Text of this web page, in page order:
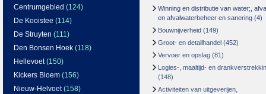
Centrumgebied (124)
De Kooistee (114)
De Struyten (111)
Den Bonsen Hoek (118)
Hellevoet(150)
Kickers Bloem (156)
Nieuw-Helvoet(158)
Winning en distributie van water;,
en afvalwaterbeheer en sanering (4)
Bouwnijverheid (149)
Groot- en detailhandel (452)
Vervoer en opslag (81)
Logies-, maaltijd- en
(148)
Activiteiten van uitgeverijen,